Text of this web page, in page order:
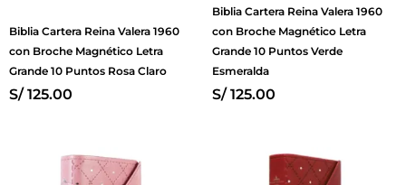
Biblia Cartera Reina Valera 1960
con Broche Magnético Letra
Grande 10 Puntos Rosa Claro
S/125.00
Biblia Cartera Reina Valera 1960
con Broche Magnético Letra
Grande 10 Puntos Verde
Esmeralda
S/125.00